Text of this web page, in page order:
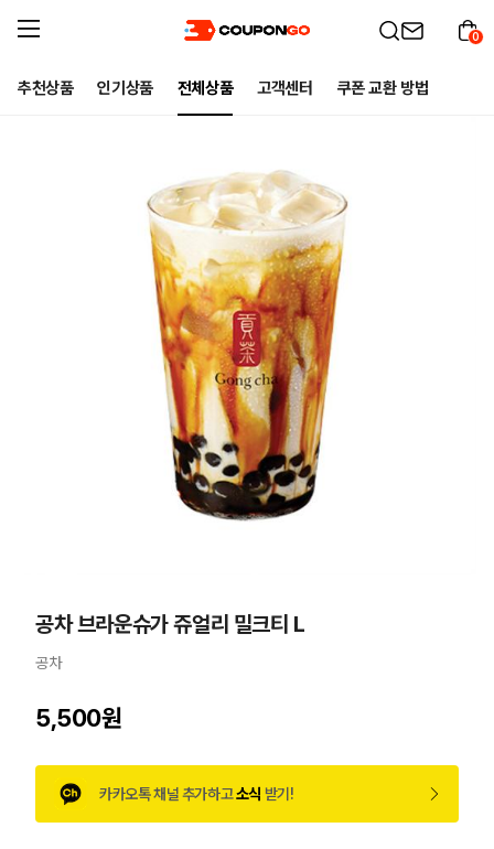
추천상품 인기상품 전체상품 고객센터 쿠폰 교환 방법
0
공차 브라운슈가 쥬얼리 밀크티 L
공차
5,500원
카카오톡 채널 추가하고소식 받기!